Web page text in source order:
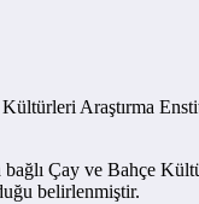
Araştırma
Çay ve Bahçe
belirlenmiştir.